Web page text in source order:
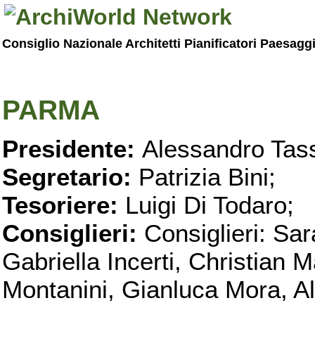
Consiglio Nazionale Architetti Pianificatori
PARMA
Presidente: Alessandro
Segretario: Patrizia Bini;
Tesoriere: Luigi Di Todaro;
Consiglieri: Consiglieri:
Gabriella Incerti, Christian
Montanini, Gianluca Mora,